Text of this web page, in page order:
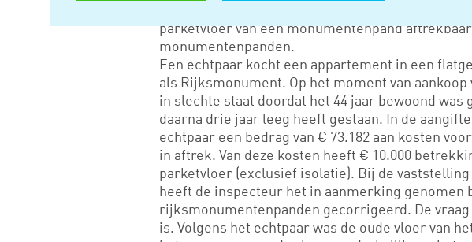
Rechtbank Den Haag oordeelt dat de kosten
parketvloer van een monumentenpand
monumentenpanden.
Een echtpaar kocht een appartement in een
als Rijksmonument. Op het moment van
in slechte staat doordat het 44 jaar bewoond
daarna drie jaar leeg heeft gestaan. In de
echtpaar een bedrag van € 73.182 aan kosten
in aftrek. Van deze kosten heeft € 10.000
parketvloer (exclusief isolatie). Bij de vaststelling
heeft de inspecteur het in aanmerking genomen
rijksmonumentenpanden gecorrigeerd. De
is. Volgens het echtpaar was de oude vloer van